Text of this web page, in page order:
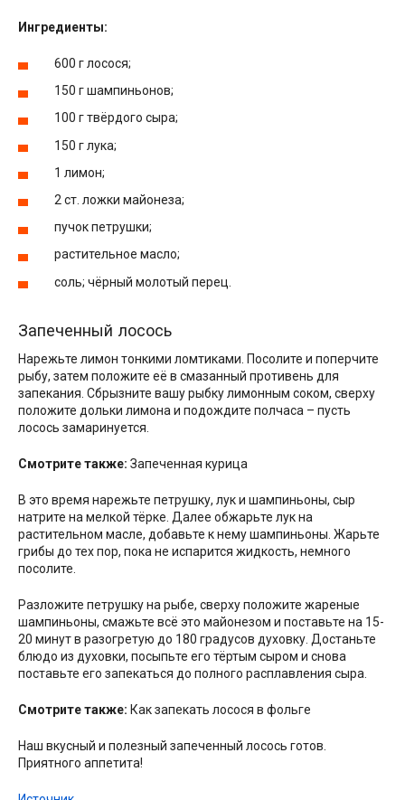
Ингредиенты:
600 г лосося;
150 г шампиньонов;
100 г твёрдого сыра;
150 г лука;
1 лимон;
2 ст. ложки майонеза;
пучок петрушки;
растительное масло;
соль; чёрный молотый перец.
Запеченный лосось
Нарежьте лимон тонкими ломтиками. Посолите и поперчите
рыбу, затем положите её в смазанный противень для
запекания. Сбрызните вашу рыбку лимонным соком, сверху
положите дольки лимона и подождите полчаса – пусть
лосось замаринуется.
Смотрите также: Запеченная курица
В это время нарежьте петрушку, лук и шампиньоны, сыр
натрите на мелкой тёрке. Далее обжарьте лук на
растительном масле, добавьте к нему шампиньоны. Жарьте
грибы до тех пор, пока не испарится жидкость, немного
посолите.
Разложите петрушку на рыбе, сверху положите жареные
шампиньоны, смажьте всё это майонезом и поставьте на 15-
20 минут в разогретую до 180 градусов духовку. Достаньте
блюдо из духовки, посыпьте его тёртым сыром и снова
поставьте его запекаться до полного расплавления сыра.
Смотрите также: Как запекать лосося в фольге
Наш вкусный и полезный запеченный лосось готов.
Приятного аппетита!